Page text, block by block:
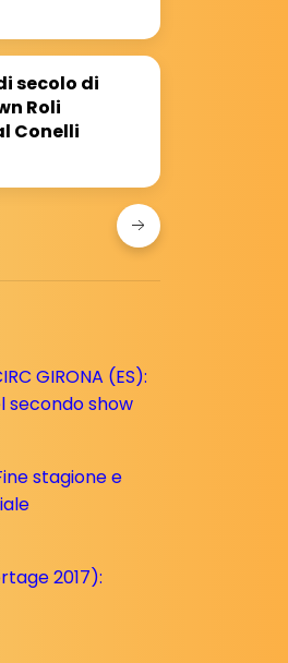
secolo di
Roli
Conelli
GIRONA (ES):
secondo show
stagione e
2017):